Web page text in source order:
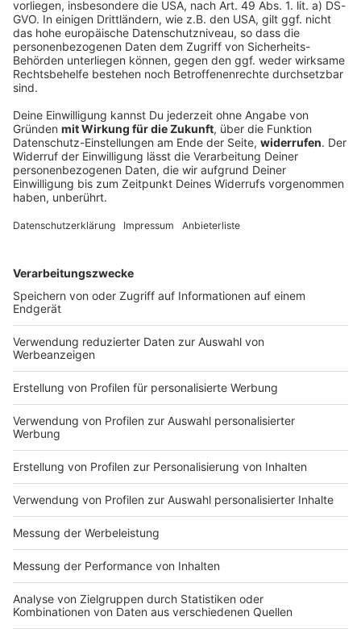
2000 Euro Rente: So viel müsst ihr jetzt dafür
verdienen
Eine Rente von 2000 Euro brutto monatlich – für viele
ein Zeichen finanzieller Sicherheit im Alter. Doch die
Deutschland zeichnet ein anderes Bild. Was müssen
erreichen?
DEINE GEMERKTEN ARTIKEL
Du hast dir noch keine Artikel gemerkt
Impressum
Nutzungsbedingungen
Jobs
Kontakt
Studio-Hotline
Newsletter